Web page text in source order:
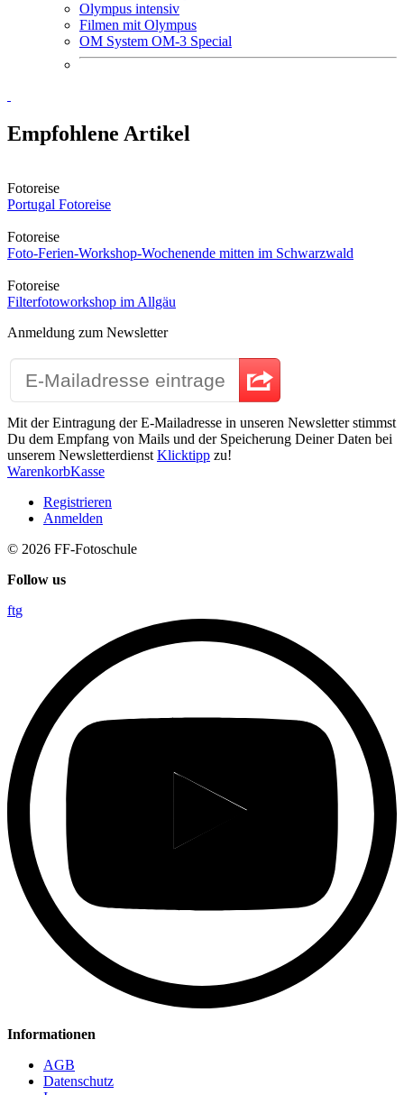
Olympus intensiv
Filmen mit Olympus
OM System OM-3 Special
Empfohlene Artikel
Fotoreise
Portugal Fotoreise
Fotoreise
Foto-Ferien-Workshop-Wochenende mitten im Schwarzwald
Fotoreise
Filterfotoworkshop im Allgäu
Anmeldung zum Newsletter
Mit der Eintragung der E-Mailadresse in unseren Newsletter stimmst
Du dem Empfang von Mails und der Speicherung Deiner Daten bei
unserem Newsletterdienst Klicktipp zu!
WarenkorbKasse
Registrieren
Anmelden
© 2026 FF-Fotoschule
Follow us
ftg
Informationen
AGB
Datenschutz